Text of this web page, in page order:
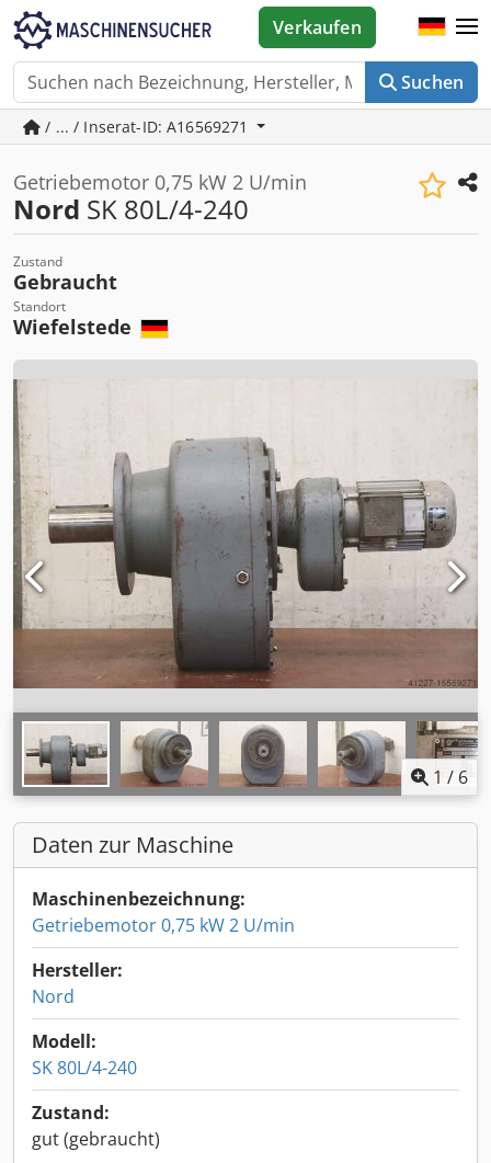
Suchen
Verkaufen
/ ... / Inserat-ID: A16569271
Getriebemotor 0,75 kW 2 U/min
Nord SK 80L/4-240
Zustand
Gebraucht
Standort
Wiefelstede
1 / 6
Daten zur Maschine
Maschinenbezeichnung:
Getriebemotor 0,75 kW 2 U/min
Hersteller:
Nord
Modell:
SK 80L/4-240
Zustand:
gut (gebraucht)